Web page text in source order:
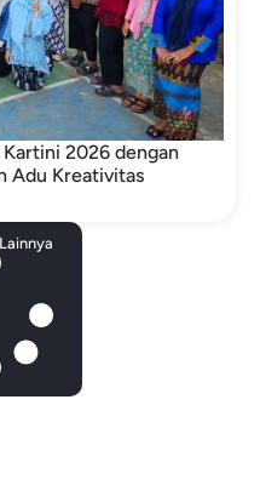
Kartini 2026 dengan
Adu Kreativitas